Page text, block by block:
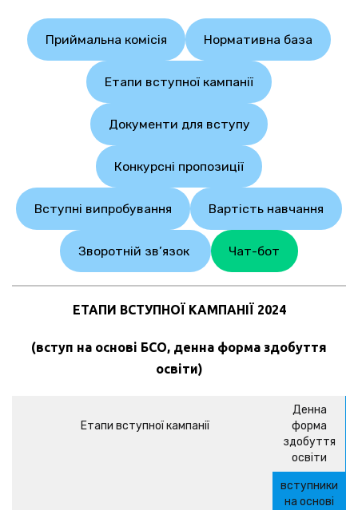
Приймальна комісія Нормативна база
Етапи вступної кампанії
Документи для вступу
Конкурсні пропозиції
Вступні випробування Вартість навчання
Зворотній зв’язок Чат-бот
ЕТАПИ ВСТУПНОЇ КАМПАНІЇ 2024
(вступ на основі БСО, денна форма здобуття
освіти)
Етапи вступної кампанії
Денна
форма
здобуття
освіти
вступники
на основі